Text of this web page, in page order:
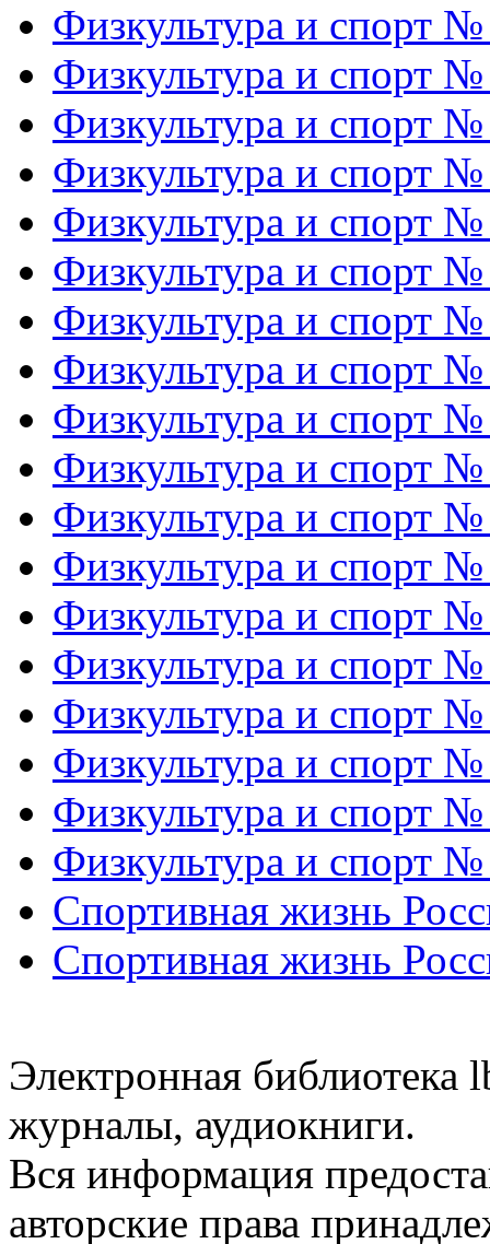
Физкультура и спорт
Физкультура и спорт
Физкультура и спорт
Физкультура и спорт
Физкультура и спорт
Физкультура и спорт
Физкультура и спорт
Физкультура и спорт
Физкультура и спорт
Физкультура и спорт
Физкультура и спорт
Физкультура и спорт
Физкультура и спорт
Физкультура и спорт
Физкультура и спорт
Физкультура и спорт
Физкультура и спорт
Физкультура и спорт
Спортивная жизнь
Спортивная жизнь
Электронная библиотека
журналы, аудиокниги.
Вся информация
авторские права